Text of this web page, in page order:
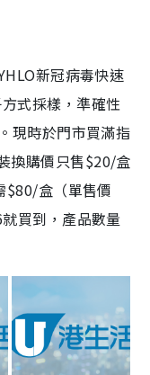
新冠病毒快速
式採樣，準確性
現時於門市買滿指
換購價只售$20/盒
$80/盒（單售價
買到，產品數量